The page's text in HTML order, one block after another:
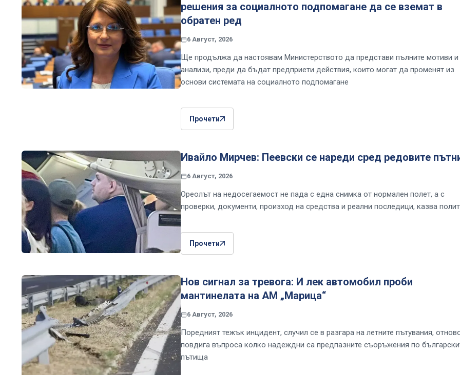
решения за социалното подпомагане да се вземат в
обратен ред
6 Август, 2026
Ще продължа да настоявам Министерството да представи пълните мотиви и
анализи, преди да бъдат предприети действия, които могат да променят из
основи системата на социалното подпомагане
Прочети
Ивайло Мирчев: Пеевски се нареди сред редовите
6 Август, 2026
Ореолът на недосегаемост не пада с една снимка от нормален полет, а с
проверки, документи, произход на средства и реални последици, казва
Прочети
Нов сигнал за тревога: И лек автомобил проби
мантинелата на АМ „Марица“
6 Август, 2026
Поредният тежък инцидент, случил се в разгара на летните пътувания,
повдига въпроса колко надеждни са предпазните съоръжения по
пътища